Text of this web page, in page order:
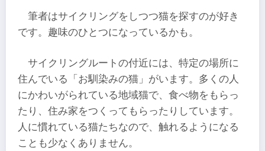
筆者はサイクリングをしつつ猫を探すのが好き
です。趣味のひとつになっているかも。
サイクリングルートの付近には、特定の場所に
住んでいる「お馴染みの猫」がいます。多くの人
にかわいがられている地域猫で、食べ物をもらっ
たり、住み家をつくってもらったりしています。
人に慣れている猫たちなので、触れるようになる
ことも少なくありません。